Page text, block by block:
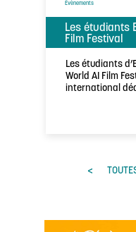
Évènements
Les étudiants
Film Festival
Les étudiants
World AI Film
international
<